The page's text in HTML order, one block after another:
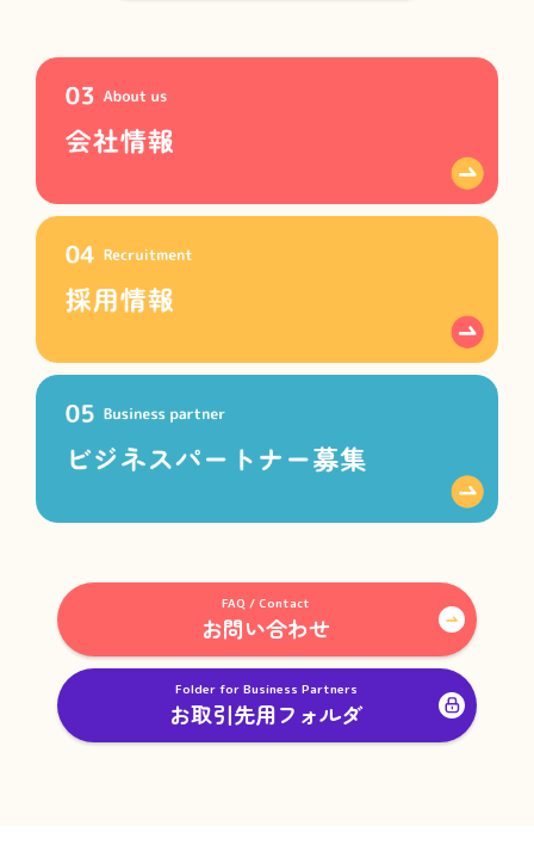
FAQ / Contact
お問い合わせ
Folder for Business Partners
お取引先用フォルダ